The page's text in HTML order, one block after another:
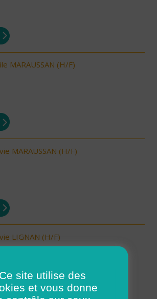
MARAUSSAN (H/F)
MARAUSSAN (H/F)
LIGNAN (H/F)
Ce site utilise des
et vous donne